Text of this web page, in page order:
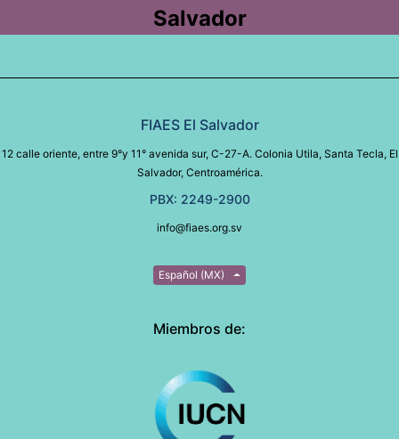
Salvador
FIAES El Salvador
12 calle oriente, entre 9°y 11° avenida sur, C-27-A. Colonia Utila, Santa Tecla, El
Salvador, Centroamérica.
PBX: 2249-2900
info@fiaes.org.sv
Español (MX)
Miembros de: